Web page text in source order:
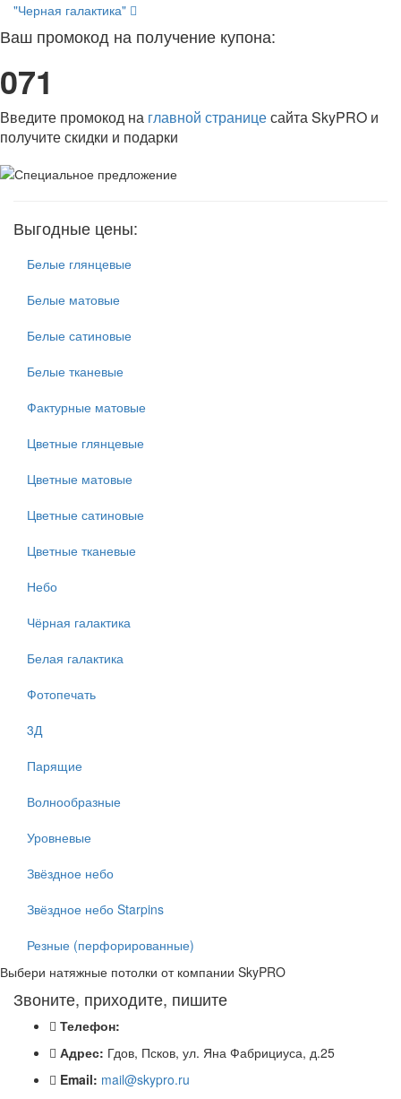
"Черная галактика"
Ваш промокод на получение купона:
071
Введите промокод на главной страницесайта SkyPRO и
получите скидки и подарки
Выгодные цены:
Белые глянцевые
Белые матовые
Белые сатиновые
Белые тканевые
Фактурные матовые
Цветные глянцевые
Цветные матовые
Цветные сатиновые
Цветные тканевые
Небо
Чёрная галактика
Белая галактика
Фотопечать
3Д
Парящие
Волнообразные
Уровневые
Звёздное небо
Звёздное небо Starpins
Резные (перфорированные)
Выбери натяжные потолки от компании SkyPRO
Звоните, приходите, пишите
Телефон:
Адрес: Гдов, Псков, ул. Яна Фабрициуса, д.25
Email: mail@skypro.ru